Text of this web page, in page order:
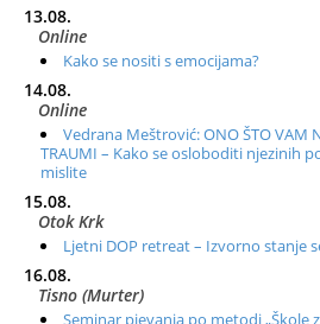
13.08.
Online
Kako se nositi s emocijama?
14.08.
Online
Vedrana Meštrović: ONO ŠTO VAM
TRAUMI – Kako se osloboditi njezinih
mislite
15.08.
Otok Krk
Ljetni DOP retreat – Izvorno stanje
16.08.
Tisno (Murter)
Seminar pjevanja po metodi „Škole